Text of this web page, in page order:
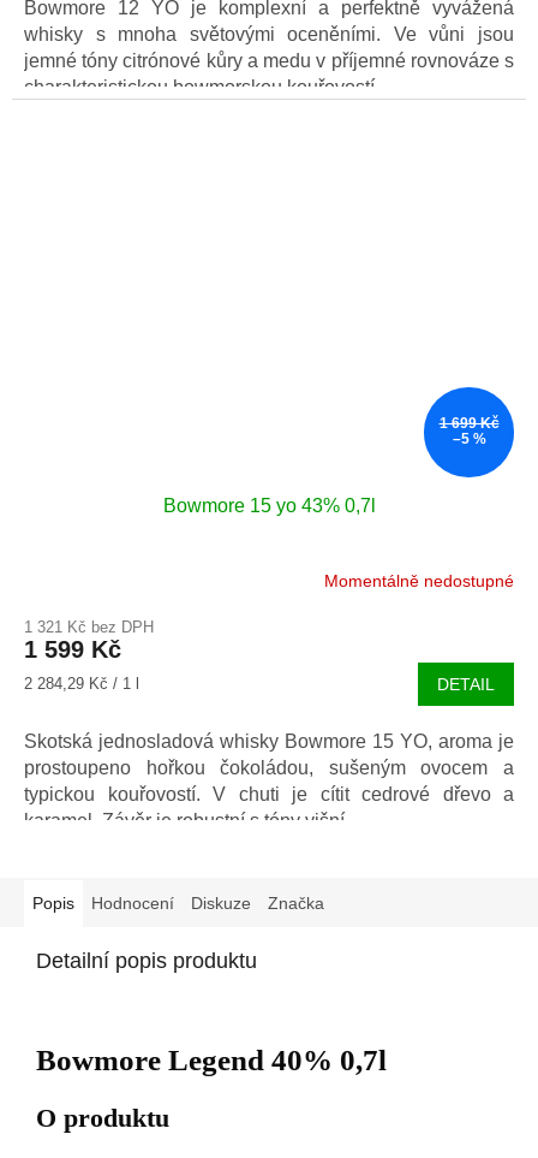
Bowmore 12 YO je komplexní a perfektně vyvážená
whisky s mnoha světovými oceněními. Ve vůni jsou
jemné tóny citrónové kůry a medu v příjemné rovnováze s
charakteristickou bowmorskou kouřovostí.
1 699 Kč
–5 %
Bowmore 15 yo 43% 0,7l
Momentálně nedostupné
1 321 Kč bez DPH
1 599 Kč
Měrná
2 284,29 Kč / 1 l DETAIL
Skotská jednosladová whisky Bowmore 15 YO, aroma je
prostoupeno hořkou čokoládou, sušeným ovocem a
typickou kouřovostí. V chuti je cítit cedrové dřevo a
karamel. Závěr je robustní s tóny višní.
Popis Hodnocení Diskuze Značka
Detailní popis produktu
Bowmore Legend 40% 0,7l
O produktu